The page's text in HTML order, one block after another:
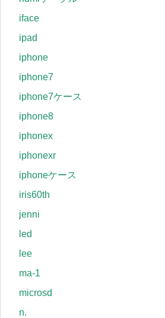
iface
ipad
iphone
iphone7
iphone7ケース
iphone8
iphonex
iphonexr
iphoneケース
iris60th
jenni
led
lee
ma-1
microsd
n.